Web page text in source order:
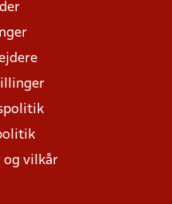
og vilkår